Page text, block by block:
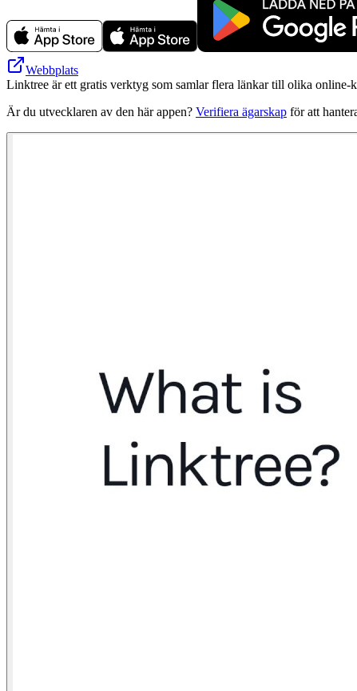
Webbplats
Linktree är ett gratis verktyg som samlar flera länkar till olika online-
Är du utvecklaren av den här appen? Verifiera ägarskap för att